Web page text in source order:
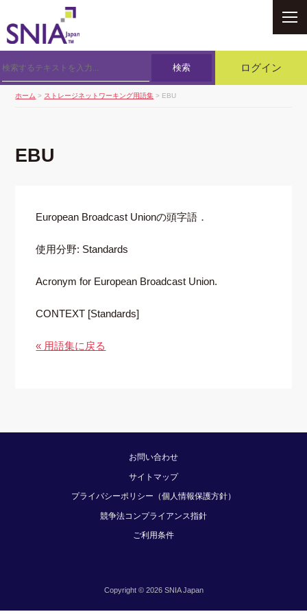
検索 ログイン
ホーム > ストレージネットワーキング用語集 > EBU
EBU
European Broadcast Unionの頭字語．
使用分野: Standards
Acronym for European Broadcast Union.
CONTEXT [Standards]
« 用語集に戻る
お問い合わせ
サイトマップ
プライバシーポリシー（個人情報保護方針）
競争法コンプライアンス指針
ご利用条件
Copyright © 2026 SNIA Japan